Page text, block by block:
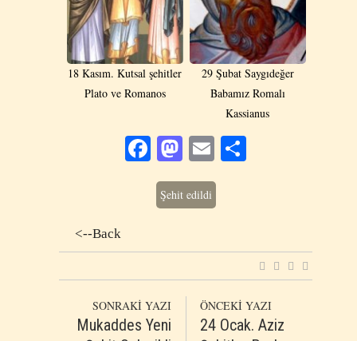
18 Kasım. Kutsal şehitler
Plato ve Romanos
29 Şubat Saygıdeğer
Babamız Romalı
Kassianus
Facebook
Mastodon
Email
Şehit edildi
<--Back
SONRAKİ YAZI
Mukaddes Yeni
ÖNCEKİ YAZI
24 Ocak. Aziz